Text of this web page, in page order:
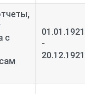
с
01.01.1921
-
20.12.1921